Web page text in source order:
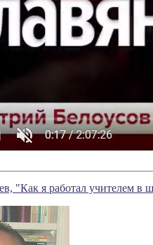
"Как я работал учителем в